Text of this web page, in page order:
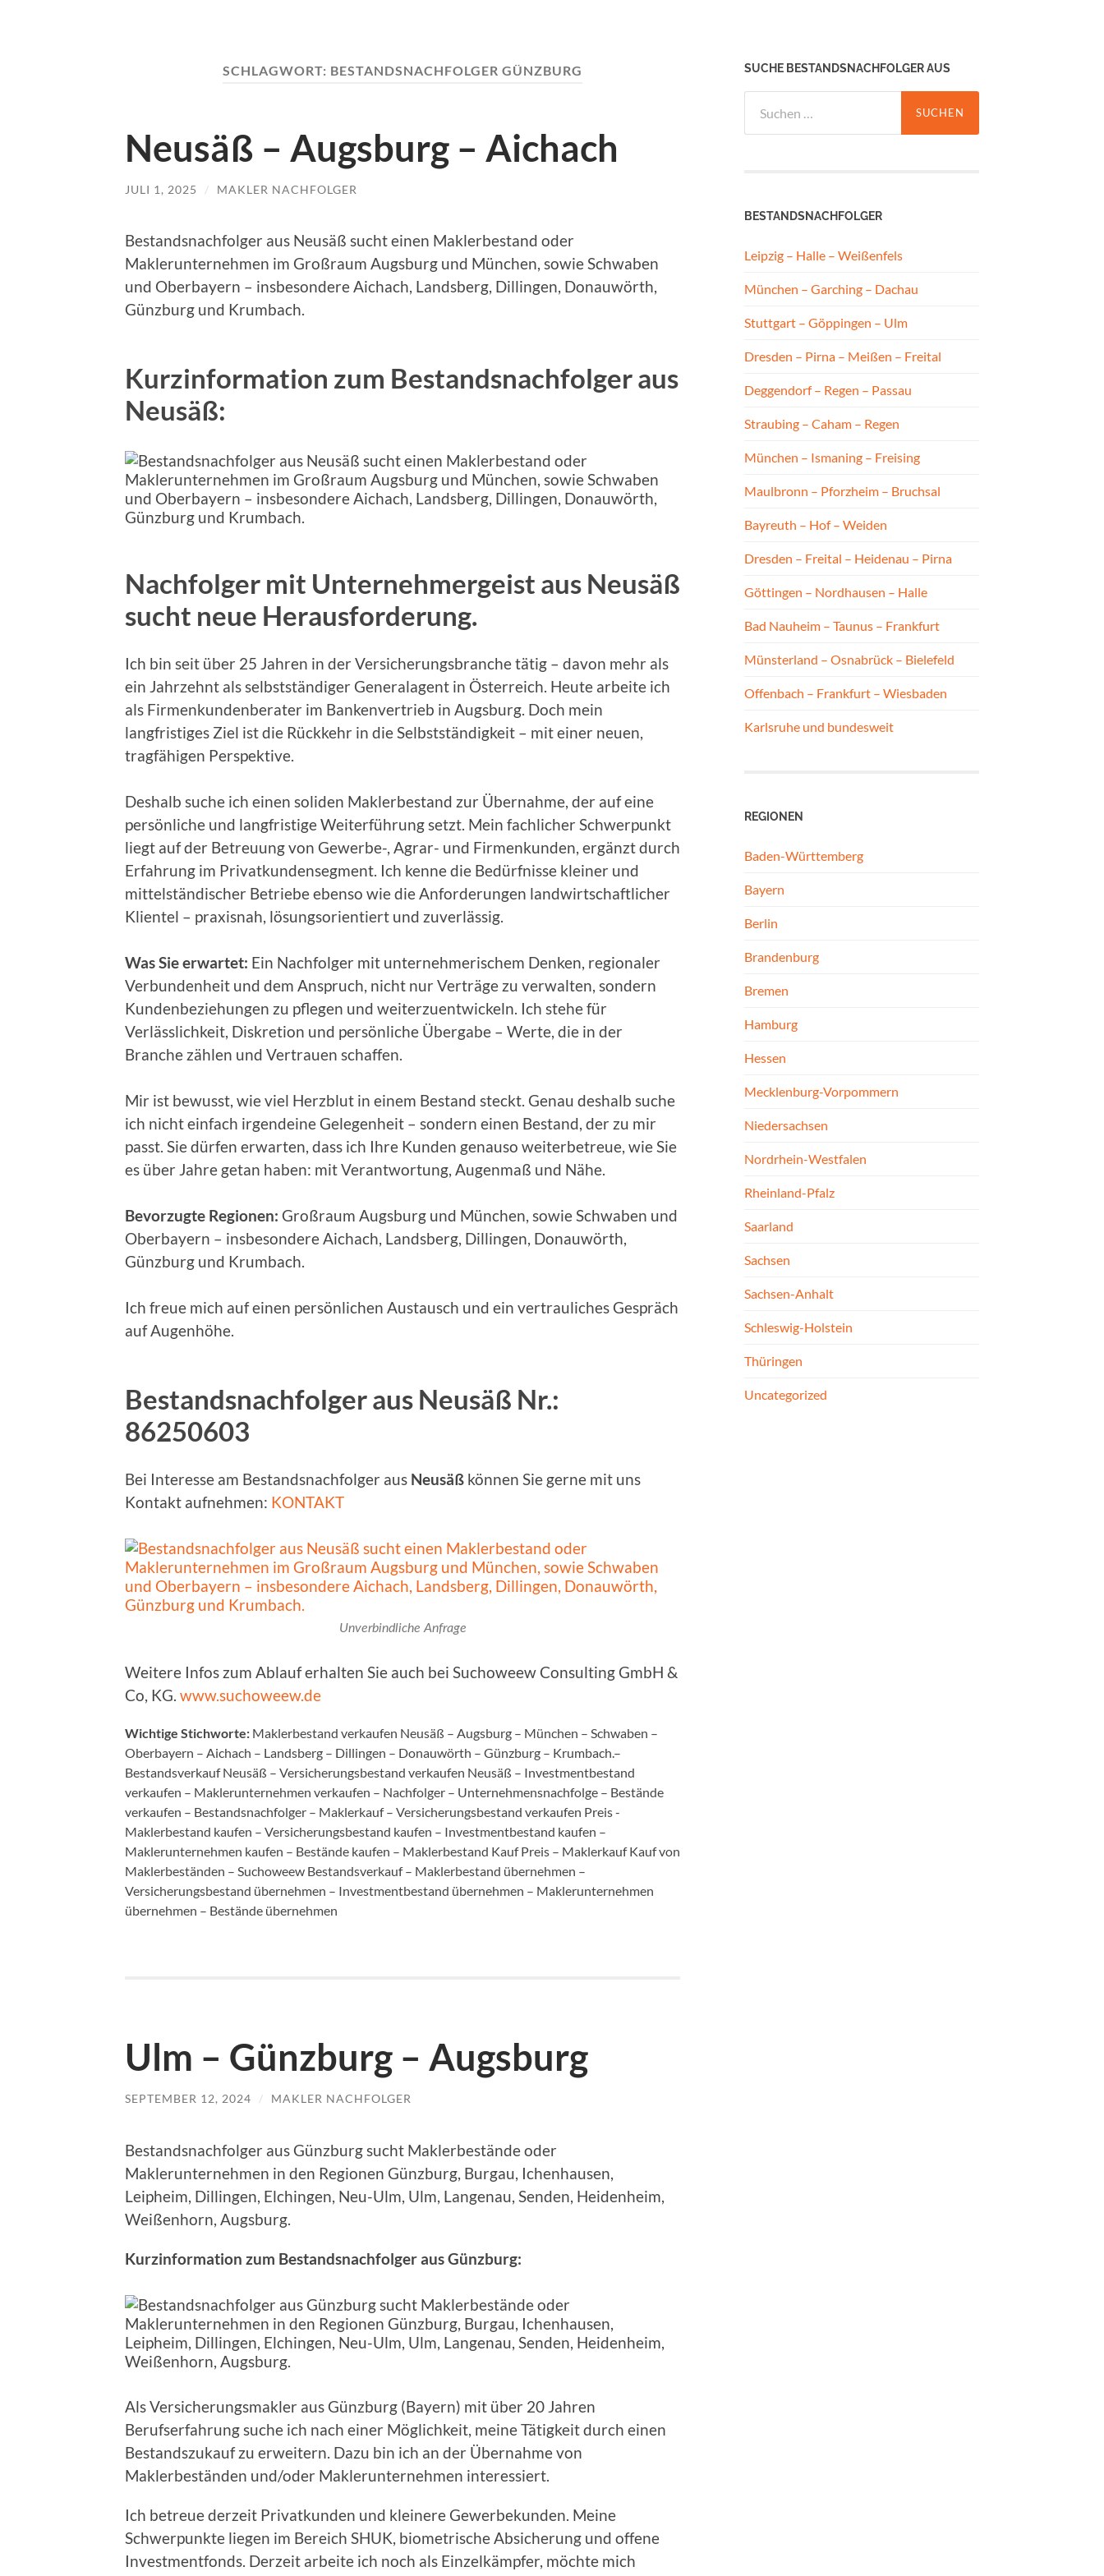
SCHLAGWORT: BESTANDSNACHFOLGER GÜNZBURG
Neusäß – Augsburg – Aichach
JULI 1, 2025 / MAKLER NACHFOLGER
Bestandsnachfolger aus Neusäß sucht einen Maklerbestand oder
Maklerunternehmen im Großraum Augsburg und München, sowie Schwaben
und Oberbayern – insbesondere Aichach, Landsberg, Dillingen, Donauwörth,
Günzburg und Krumbach.
Kurzinformation zum Bestandsnachfolger aus
Neusäß:
Nachfolger mit Unternehmergeist aus Neusäß
sucht neue Herausforderung.
Ich bin seit über 25 Jahren in der Versicherungsbranche tätig – davon mehr als
ein Jahrzehnt als selbstständiger Generalagent in Österreich. Heute arbeite ich
als Firmenkundenberater im Bankenvertrieb in Augsburg. Doch mein
langfristiges Ziel ist die Rückkehr in die Selbstständigkeit – mit einer neuen,
tragfähigen Perspektive.
Deshalb suche ich einen soliden Maklerbestand zur Übernahme, der auf eine
persönliche und langfristige Weiterführung setzt. Mein fachlicher Schwerpunkt
liegt auf der Betreuung von Gewerbe-, Agrar- und Firmenkunden, ergänzt durch
Erfahrung im Privatkundensegment. Ich kenne die Bedürfnisse kleiner und
mittelständischer Betriebe ebenso wie die Anforderungen landwirtschaftlicher
Klientel – praxisnah, lösungsorientiert und zuverlässig.
Was Sie erwartet: Ein Nachfolger mit unternehmerischem Denken, regionaler
Verbundenheit und dem Anspruch, nicht nur Verträge zu verwalten, sondern
Kundenbeziehungen zu pflegen und weiterzuentwickeln. Ich stehe für
Verlässlichkeit, Diskretion und persönliche Übergabe – Werte, die in der
Branche zählen und Vertrauen schaffen.
Mir ist bewusst, wie viel Herzblut in einem Bestand steckt. Genau deshalb suche
ich nicht einfach irgendeine Gelegenheit – sondern einen Bestand, der zu mir
passt. Sie dürfen erwarten, dass ich Ihre Kunden genauso weiterbetreue, wie Sie
es über Jahre getan haben: mit Verantwortung, Augenmaß und Nähe.
Bevorzugte Regionen: Großraum Augsburg und München, sowie Schwaben und
Oberbayern – insbesondere Aichach, Landsberg, Dillingen, Donauwörth,
Günzburg und Krumbach.
Ich freue mich auf einen persönlichen Austausch und ein vertrauliches Gespräch
auf Augenhöhe.
Bestandsnachfolger aus Neusäß Nr.:
86250603
Bei Interesse am Bestandsnachfolger aus Neusäß können Sie gerne mit uns
Kontakt aufnehmen: KONTAKT
Unverbindliche Anfrage
Weitere Infos zum Ablauf erhalten Sie auch bei Suchoweew Consulting GmbH &
Co, KG. www.suchoweew.de
Wichtige Stichworte: Maklerbestand verkaufen Neusäß – Augsburg – München – Schwaben –
Oberbayern – Aichach – Landsberg – Dillingen – Donauwörth – Günzburg – Krumbach.–
Bestandsverkauf Neusäß – Versicherungsbestand verkaufen Neusäß – Investmentbestand
verkaufen – Maklerunternehmen verkaufen – Nachfolger – Unternehmensnachfolge – Bestände
verkaufen – Bestandsnachfolger – Maklerkauf – Versicherungsbestand verkaufen Preis -
Maklerbestand kaufen – Versicherungsbestand kaufen – Investmentbestand kaufen –
Maklerunternehmen kaufen – Bestände kaufen – Maklerbestand Kauf Preis – Maklerkauf Kauf von
Maklerbeständen – Suchoweew Bestandsverkauf – Maklerbestand übernehmen –
Versicherungsbestand übernehmen – Investmentbestand übernehmen – Maklerunternehmen
übernehmen – Bestände übernehmen
Ulm – Günzburg – Augsburg
SEPTEMBER 12, 2024 / MAKLER NACHFOLGER
Bestandsnachfolger aus Günzburg sucht Maklerbestände oder
Maklerunternehmen in den Regionen Günzburg, Burgau, Ichenhausen,
Leipheim, Dillingen, Elchingen, Neu-Ulm, Ulm, Langenau, Senden, Heidenheim,
Weißenhorn, Augsburg.
Kurzinformation zum Bestandsnachfolger aus Günzburg:
Als Versicherungsmakler aus Günzburg (Bayern) mit über 20 Jahren
Berufserfahrung suche ich nach einer Möglichkeit, meine Tätigkeit durch einen
Bestandszukauf zu erweitern. Dazu bin ich an der Übernahme von
Maklerbeständen und/oder Maklerunternehmen interessiert.
Ich betreue derzeit Privatkunden und kleinere Gewerbekunden. Meine
Schwerpunkte liegen im Bereich SHUK, biometrische Absicherung und offene
Investmentfonds. Derzeit arbeite ich noch als Einzelkämpfer, möchte mich
SUCHE BESTANDSNACHFOLGER AUS
nach:
BESTANDSNACHFOLGER
Leipzig – Halle – Weißenfels
München – Garching – Dachau
Stuttgart – Göppingen – Ulm
Dresden – Pirna – Meißen – Freital
Deggendorf – Regen – Passau
Straubing – Caham – Regen
München – Ismaning – Freising
Maulbronn – Pforzheim – Bruchsal
Bayreuth – Hof – Weiden
Dresden – Freital – Heidenau – Pirna
Göttingen – Nordhausen – Halle
Bad Nauheim – Taunus – Frankfurt
Münsterland – Osnabrück – Bielefeld
Offenbach – Frankfurt – Wiesbaden
Karlsruhe und bundesweit
REGIONEN
Baden-Württemberg
Bayern
Berlin
Brandenburg
Bremen
Hamburg
Hessen
Mecklenburg-Vorpommern
Niedersachsen
Nordrhein-Westfalen
Rheinland-Pfalz
Saarland
Sachsen
Sachsen-Anhalt
Schleswig-Holstein
Thüringen
Uncategorized